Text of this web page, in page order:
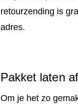
retourzending is
adres.
Pakket laten
Om je het zo